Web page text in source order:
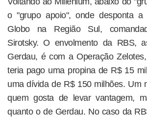
o "grupo apoio", onde desponta a
Globo na Região Sul,
Sirotsky. O envolmento da RBS,
Gerdau, é com a Operação
teria pago uma propina de R$ 15
uma dívida de R$ 150 milhões. Um
quem gosta de levar vantagem,
quanto o de Gerdau. No caso da